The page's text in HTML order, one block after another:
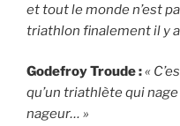
et tout le monde n’est
triathlon finalement il y
Godefroy Troude :«
qu’un triathlète qui nage
nageur… »